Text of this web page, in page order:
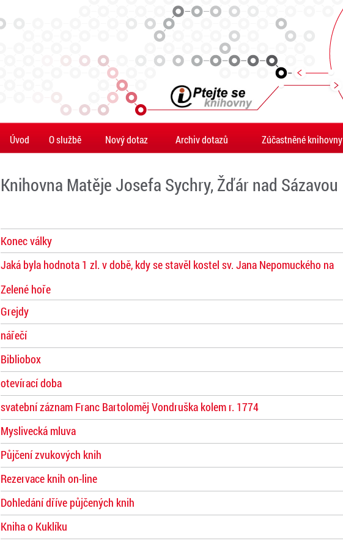
Úvod O službě Nový dotaz Archiv dotazů Zúčastněné knihovny
Knihovna Matěje Josefa Sychry, Žďár nad Sázavou
Konec války
Jaká byla hodnota 1 zl. v době, kdy se stavěl kostel sv. Jana Nepomuckého na
Zelené hoře
Grejdy
nářečí
Bibliobox
otevírací doba
svatební záznam Franc Bartoloměj Vondruška kolem r. 1774
Myslivecká mluva
Půjčení zvukových knih
Rezervace knih on-line
Dohledání dříve půjčených knih
Kniha o Kuklíku